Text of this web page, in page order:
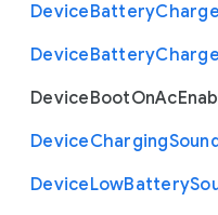
DeviceBatteryCharge
DeviceBatteryCharge
DeviceBootOnAc
DeviceCharging
DeviceLowBattery